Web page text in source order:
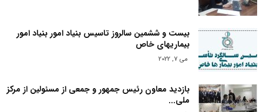
بیست و ششمین سالروز تاسیس بنیاد امور بنیاد امور
بیماریهای خاص
می 7, 2022
بازدید معاون رئیس جمهور و جمعی از مسئولین از مرکز
ملی...